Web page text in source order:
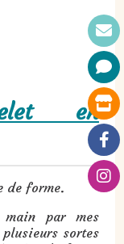
en
de forme.
main par mes
sortes